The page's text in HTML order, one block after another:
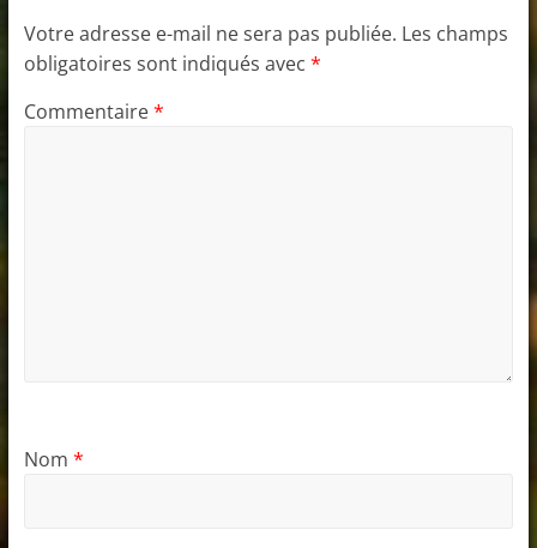
Votre adresse e-mail ne sera pas publiée. Les champs
obligatoires sont indiqués avec *
Commentaire*
Nom *